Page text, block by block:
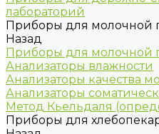
лабораторий
Приборы для молочной
Назад
Приборы для молочной
Анализаторы влажности
Анализаторы качества
Анализаторы
Метод Кьельдаля
Приборы для